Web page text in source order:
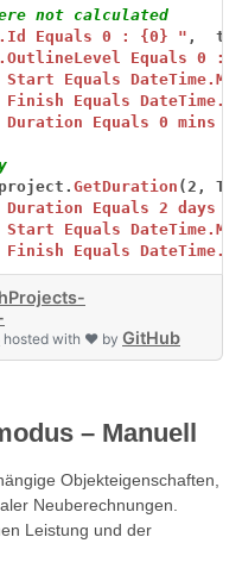
not calculated
Equals 0 : {0} " ,
Equals 0 :
Start Equals
Finish Equals
Duration Equals 0 mins
project.GetDuration (2,
Duration Equals 2 days
Start Equals
Finish Equals
hosted with ❤ by GitHub
– Manuell
Objekteigenschaften,
Neuberechnungen.
Leistung und der